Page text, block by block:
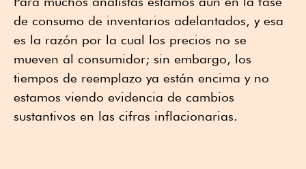
de consumo de inventarios adelantados, y esa
es la razón por la cual los precios no se
mueven al consumidor; sin embargo, los
tiempos de reemplazo ya están encima y no
estamos viendo evidencia de cambios
sustantivos en las cifras inflacionarias.